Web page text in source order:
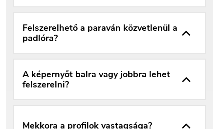
Felszerelhető a paraván közvetlenül a
padlóra?
A képernyőt balra vagy jobbra lehet
felszerelni?
Mekkora a profilok vastagsága?